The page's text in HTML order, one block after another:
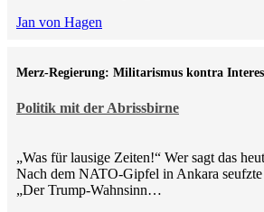
Jan von Hagen
Politik mit der Abrissbirne
Merz-Regierung: Militarismus kontra
„Was für lausige Zeiten!“ Wer sagt das
Nach dem NATO-Gipfel in Ankara seufzte
„Der Trump-Wahnsinn…